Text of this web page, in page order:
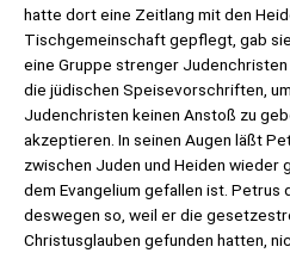
hatte dort eine Zeitlang mit den
Tischgemeinschaft gepflegt, gab
eine Gruppe strenger
die jüdischen Speisevorschriften,
Judenchristen keinen Anstoß zu
akzeptieren. In seinen Augen läßt
zwischen Juden und Heiden wieder
dem Evangelium gefallen ist. Petrus
deswegen so, weil er die
Christusglauben gefunden hatten,